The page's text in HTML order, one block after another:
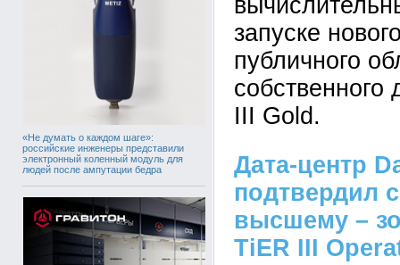
«Не думать о каждом шаге»:
российские инженеры представили
электронный коленный модуль для
людей после ампутации бедра
запуске
публичного
собственного
III Gold.
Дата-центр
подтвердил
высшему –
TiER III